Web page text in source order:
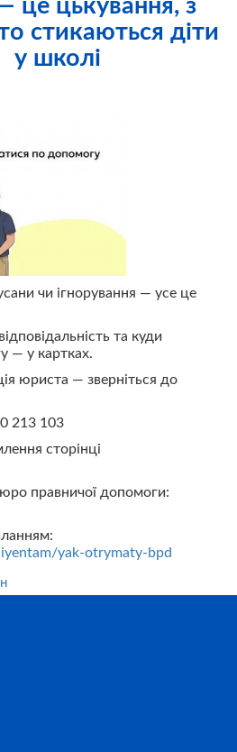
це цькування, з
стикаються діти
у школі
чи ігнорування — усе це
та куди
— у картках.
юриста — зверніться до
213 103
сторінці
правничої допомоги:
yak-otrymaty-bpd